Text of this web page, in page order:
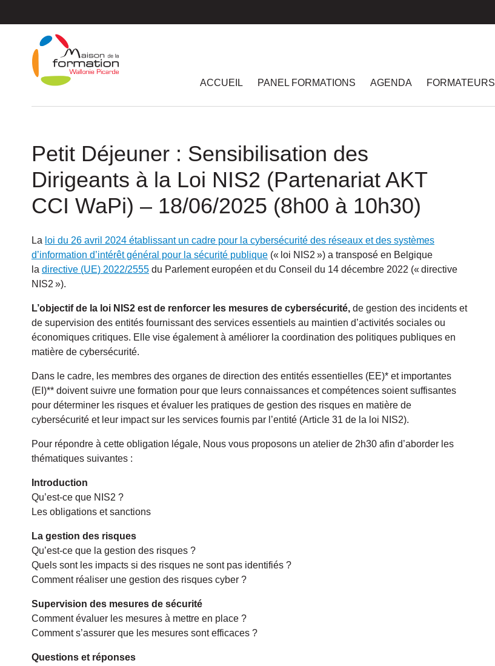
principal
ACCUEIL PANEL FORMATIONS AGENDA FORMATEURS
Petit Déjeuner : Sensibilisation des
Dirigeants à la Loi NIS2 (Partenariat AKT
CCI WaPi) – 18/06/2025 (8h00 à 10h30)
La loi du 26 avril 2024 établissant un cadre pour la cybersécurité des réseaux et des systèmes
d’information d’intérêt général pour la sécurité publique (« loi NIS2 ») a transposé en Belgique
la directive (UE) 2022/2555 du Parlement européen et du Conseil du 14 décembre 2022 (« directive
NIS2 »).
L’objectif de la loi NIS2 est de renforcer les mesures de cybersécurité, de gestion des incidents et
de supervision des entités fournissant des services essentiels au maintien d’activités sociales ou
économiques critiques. Elle vise également à améliorer la coordination des politiques publiques en
matière de cybersécurité.
Dans le cadre, les membres des organes de direction des entités essentielles (EE)* et importantes
(EI)** doivent suivre une formation pour que leurs connaissances et compétences soient suffisantes
pour déterminer les risques et évaluer les pratiques de gestion des risques en matière de
cybersécurité et leur impact sur les services fournis par l’entité (Article 31 de la loi NIS2).
Pour répondre à cette obligation légale, Nous vous proposons un atelier de 2h30 afin d’aborder les
thématiques suivantes :
Introduction
Qu’est-ce que NIS2 ?
Les obligations et sanctions
La gestion des risques
Qu’est-ce que la gestion des risques ?
Quels sont les impacts si des risques ne sont pas identifiés ?
Comment réaliser une gestion des risques cyber ?
Supervision des mesures de sécurité
Comment évaluer les mesures à mettre en place ?
Comment s’assurer que les mesures sont efficaces ?
Questions et réponses